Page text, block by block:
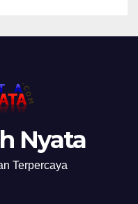
Nyata
Terpercaya